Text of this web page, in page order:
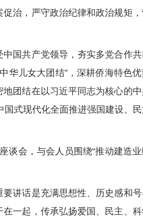
治，严守政治纪律和政治规矩
国共产党领导，夯实多党合作共
华儿女大团结”，深耕侨海特色
团结在以习近平同志为核心的中
国式现代化全面推进强国建设、
会，与会人员围绕“推动建造业
讲话是充满思想性、历史感和号
一起，传承弘扬爱国、民主、